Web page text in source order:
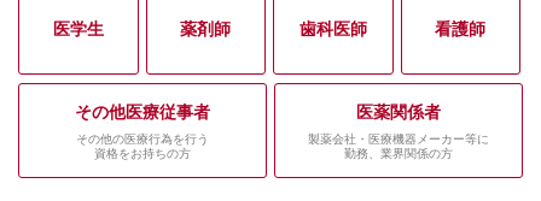
医学生 薬剤師 歯科医師 看護師
その他医療従事者
その他の医療行為を行う
資格をお持ちの方
医薬関係者
製薬会社・医療機器メーカー等に
勤務、業界関係の方